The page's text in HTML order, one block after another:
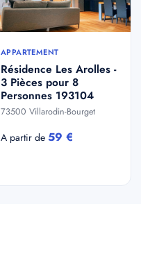
APPARTEMENT
Résidence Les Arolles -
3 Pièces pour 8
Personnes 193104
73500 Villarodin-Bourget
A partir de 59 €